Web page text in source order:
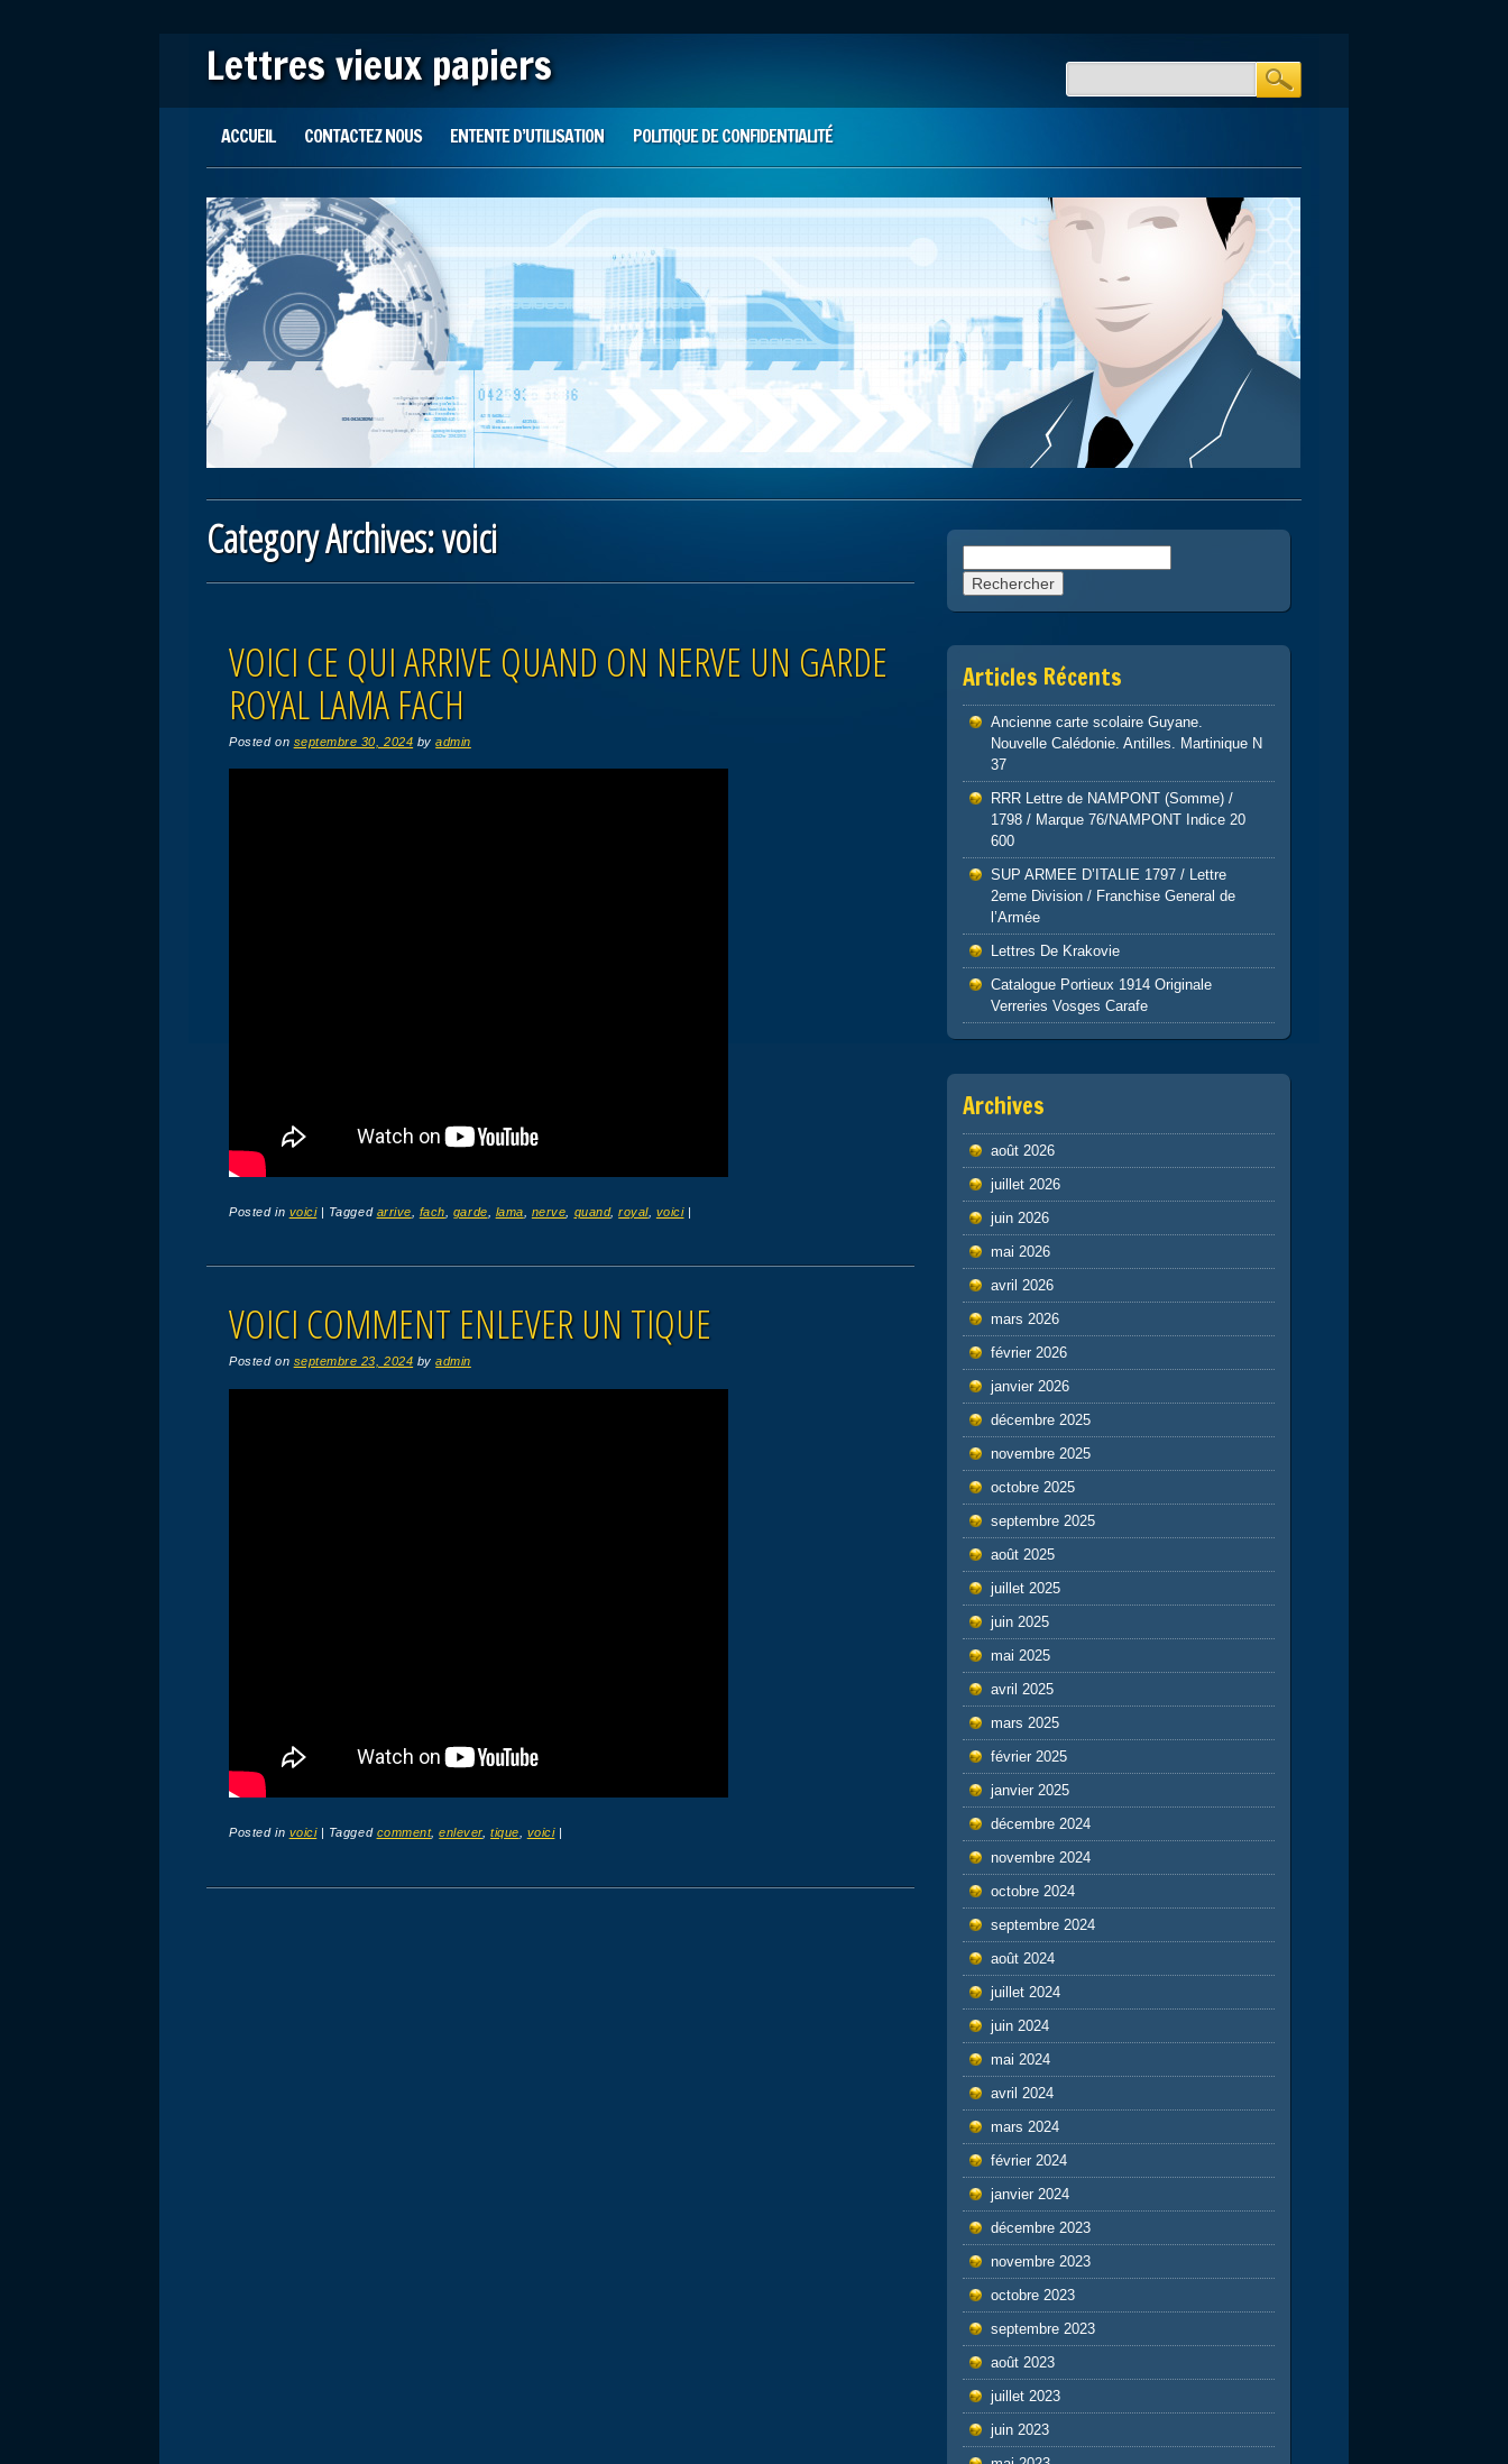
Lettres vieux papiers
Main menu
ACCUEIL CONTACTEZ NOUS ENTENTE D’UTILISATION POLITIQUE DE CONFIDENTIALITÉ
Category Archives:voici
VOICI CE QUI ARRIVE QUAND ON NERVE UN GARDE
ROYAL LAMA FACH
Posted on septembre 30, 2024 byadmin
Posted in voici | Tagged arrive fach garde lama nerve quand,royal, voici |
VOICI COMMENT ENLEVER UN TIQUE
Posted on septembre 23, 2024 byadmin
Posted in voici | Tagged comment,enlever ,tique voici |
Articles Récents
Ancienne carte scolaire Guyane.
Nouvelle Calédonie. Antilles. Martinique N
37
RRR Lettre de NAMPONT (Somme) /
1798 / Marque 76/NAMPONT Indice 20
600
SUP ARMEE D’ITALIE 1797 / Lettre
2eme Division / Franchise General de
l’Armée
Lettres De Krakovie
Catalogue Portieux 1914 Originale
Verreries Vosges Carafe
Archives
août 2026
juillet 2026
juin 2026
mai 2026
avril 2026
mars 2026
février 2026
janvier 2026
décembre 2025
novembre 2025
octobre 2025
septembre 2025
août 2025
juillet 2025
juin 2025
mai 2025
avril 2025
mars 2025
février 2025
janvier 2025
décembre 2024
novembre 2024
octobre 2024
septembre 2024
août 2024
juillet 2024
juin 2024
mai 2024
avril 2024
mars 2024
février 2024
janvier 2024
décembre 2023
novembre 2023
octobre 2023
septembre 2023
août 2023
juillet 2023
juin 2023